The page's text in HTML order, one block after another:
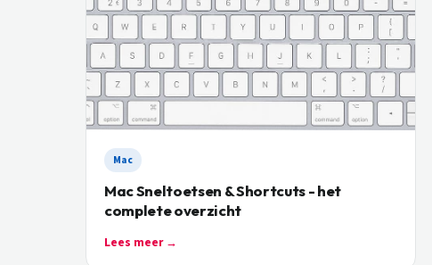
Mac
Mac Sneltoetsen & Shortcuts - het
complete overzicht
Lees meer →